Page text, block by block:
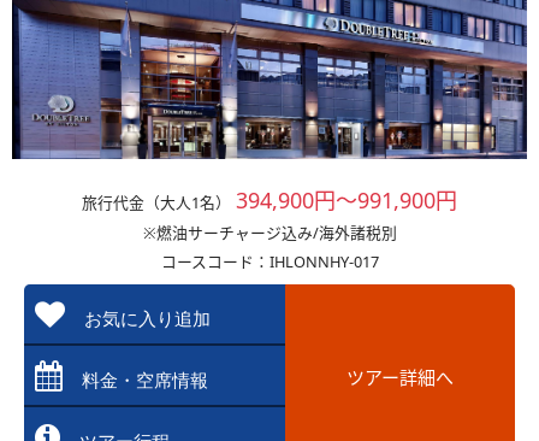
旅行代金（大人1名） 394,900円～991,900円
※燃油サーチャージ込み/海外諸税別
コースコード：IHLONNHY-017
お気に入り追加
料金・空席情報 ツアー詳細へ